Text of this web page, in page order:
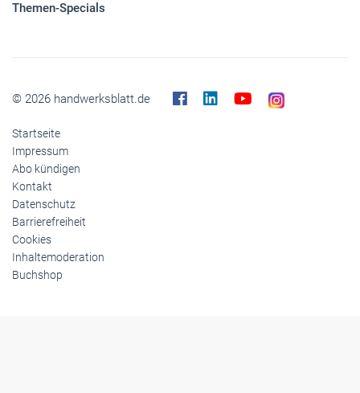
Themen-Specials
© 2026 handwerksblatt.de
Startseite
Impressum
Abo kündigen
Kontakt
Datenschutz
Barrierefreiheit
Cookies
Inhaltemoderation
Buchshop